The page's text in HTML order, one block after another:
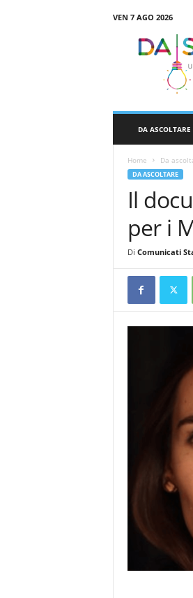
VEN 7 AGO 2026
DA ASCOLTARE
Home Da
DA ASCOLTARE
Il
per i
Di Comunicati